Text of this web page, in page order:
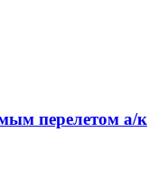
перелетом а/к